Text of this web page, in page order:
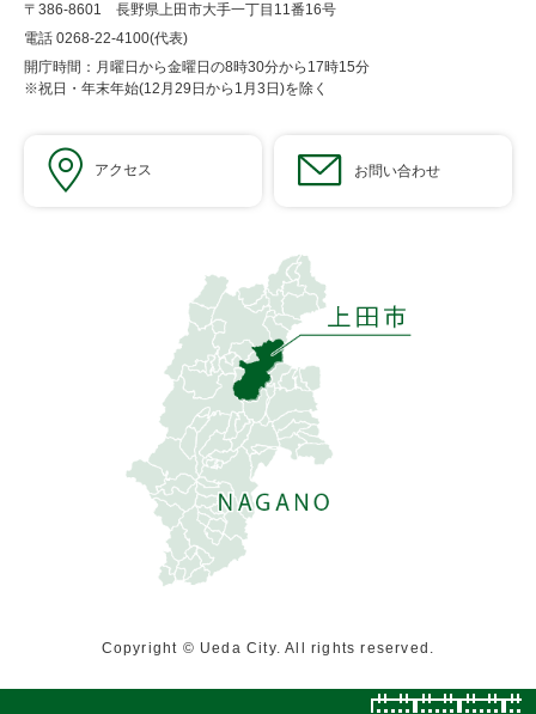
〒386-8601 長野県上田市大手一丁目11番16号
電話 0268-22-4100(代表)
開庁時間：月曜日から金曜日の8時30分から17時15分
※祝日・年末年始(12月29日から1月3日)を除く
アクセス お問い合わせ
Copyright © Ueda City. All rights reserved.